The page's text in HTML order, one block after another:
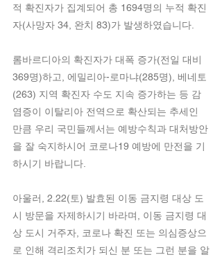
적 확진자가 집계되어 총 1694명의 누적 확진
자(사망자 34, 완치 83)가 발생하였습니다.
롬바르디아의 확진자가 대폭 증가(전일 대비
369명)하고, 에밀리아-로마냐(285명), 베네토
(263) 지역 확진자 수도 지속 증가하는 등 감
염증이 이탈리아 전역으로 확산되는 추세인
만큼 우리 국민들께서는 예방수칙과 대처방안
을 잘 숙지하시어 코로나19 예방에 만전을 기
하시기 바랍니다.
아울러, 2.22(토) 발효된 이동 금지령 대상 도
시 방문을 자제하시기 바라며, 이동 금지령 대
상 도시 거주자, 코로나 확진 또는 의심증상으
로 인해 격리조치가 되신 분 또는 그런 분을 알